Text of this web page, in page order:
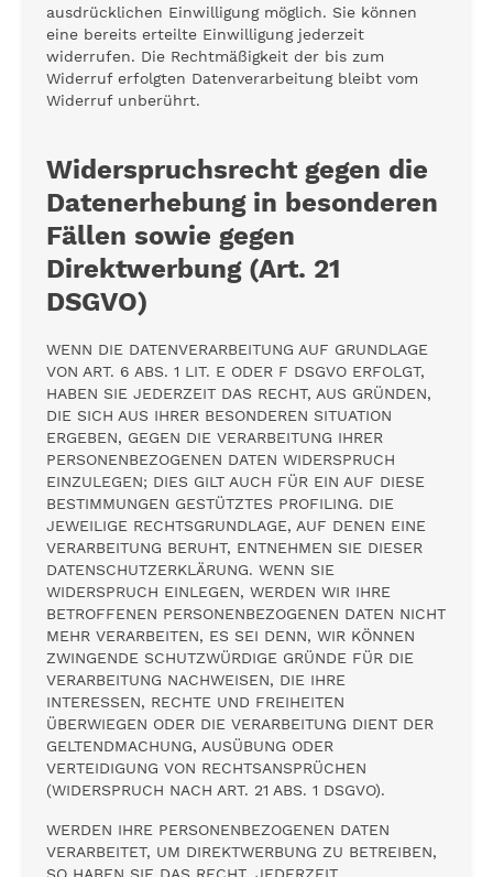
ausdrücklichen Einwilligung möglich. Sie können
eine bereits erteilte Einwilligung jederzeit
widerrufen. Die Rechtmäßigkeit der bis zum
Widerruf erfolgten Datenverarbeitung bleibt vom
Widerruf unberührt.
Widerspruchsrecht gegen die
Datenerhebung in besonderen
Fällen sowie gegen
Direktwerbung (Art. 21
DSGVO)
WENN DIE DATENVERARBEITUNG AUF GRUNDLAGE
VON ART. 6 ABS. 1 LIT. E ODER F DSGVO ERFOLGT,
HABEN SIE JEDERZEIT DAS RECHT, AUS GRÜNDEN,
DIE SICH AUS IHRER BESONDEREN SITUATION
ERGEBEN, GEGEN DIE VERARBEITUNG IHRER
PERSONENBEZOGENEN DATEN WIDERSPRUCH
EINZULEGEN; DIES GILT AUCH FÜR EIN AUF DIESE
BESTIMMUNGEN GESTÜTZTES PROFILING. DIE
JEWEILIGE RECHTSGRUNDLAGE, AUF DENEN EINE
VERARBEITUNG BERUHT, ENTNEHMEN SIE DIESER
DATENSCHUTZERKLÄRUNG. WENN SIE
WIDERSPRUCH EINLEGEN, WERDEN WIR IHRE
BETROFFENEN PERSONENBEZOGENEN DATEN NICHT
MEHR VERARBEITEN, ES SEI DENN, WIR KÖNNEN
ZWINGENDE SCHUTZWÜRDIGE GRÜNDE FÜR DIE
VERARBEITUNG NACHWEISEN, DIE IHRE
INTERESSEN, RECHTE UND FREIHEITEN
ÜBERWIEGEN ODER DIE VERARBEITUNG DIENT DER
GELTENDMACHUNG, AUSÜBUNG ODER
VERTEIDIGUNG VON RECHTSANSPRÜCHEN
(WIDERSPRUCH NACH ART. 21 ABS. 1 DSGVO).
WERDEN IHRE PERSONENBEZOGENEN DATEN
VERARBEITET, UM DIREKTWERBUNG ZU BETREIBEN,